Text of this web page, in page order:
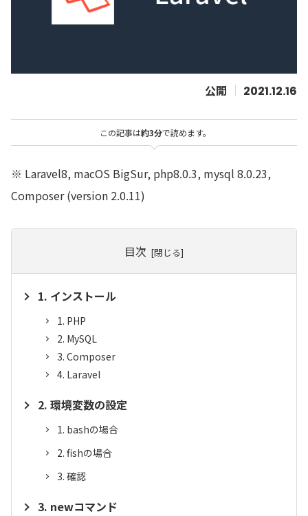
2021.12.16
この記事は約3分で読めます。
※ Laravel8, macOS BigSur, php8.0.3, mysql 8.0.23,
Composer (version 2.0.11)
目次
インストール
PHP
MySQL
Composer
Laravel
環境変数の設定
bashの場合
fishの場合
確認
newコマンド